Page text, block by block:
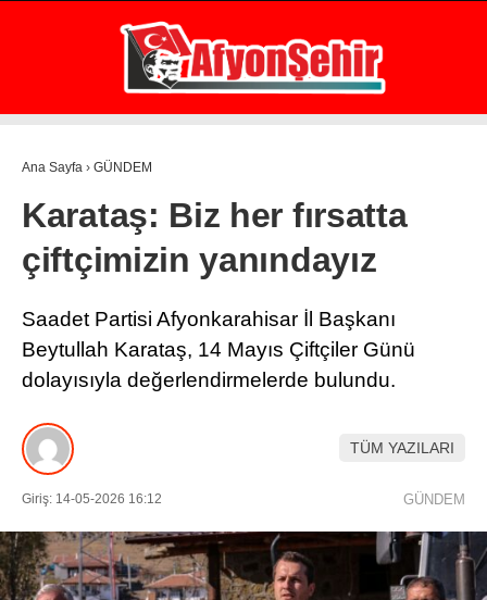
Facebook
21.1 °
AFYON
GÜNDEM
EKONOMİ
ASAYİŞ
POLİTİKA
SPOR
SAĞLIK
EĞİTİM
ÇEVRE
Ana Sayfa › GÜNDEM
Karataş: Biz her fırsatta
çiftçimizin yanındayız
Saadet Partisi Afyonkarahisar İl Başkanı
Beytullah Karataş, 14 Mayıs Çiftçiler Günü
dolayısıyla değerlendirmelerde bulundu.
TÜM YAZILARI
Giriş: 14-05-2026 16:12 GÜNDEM